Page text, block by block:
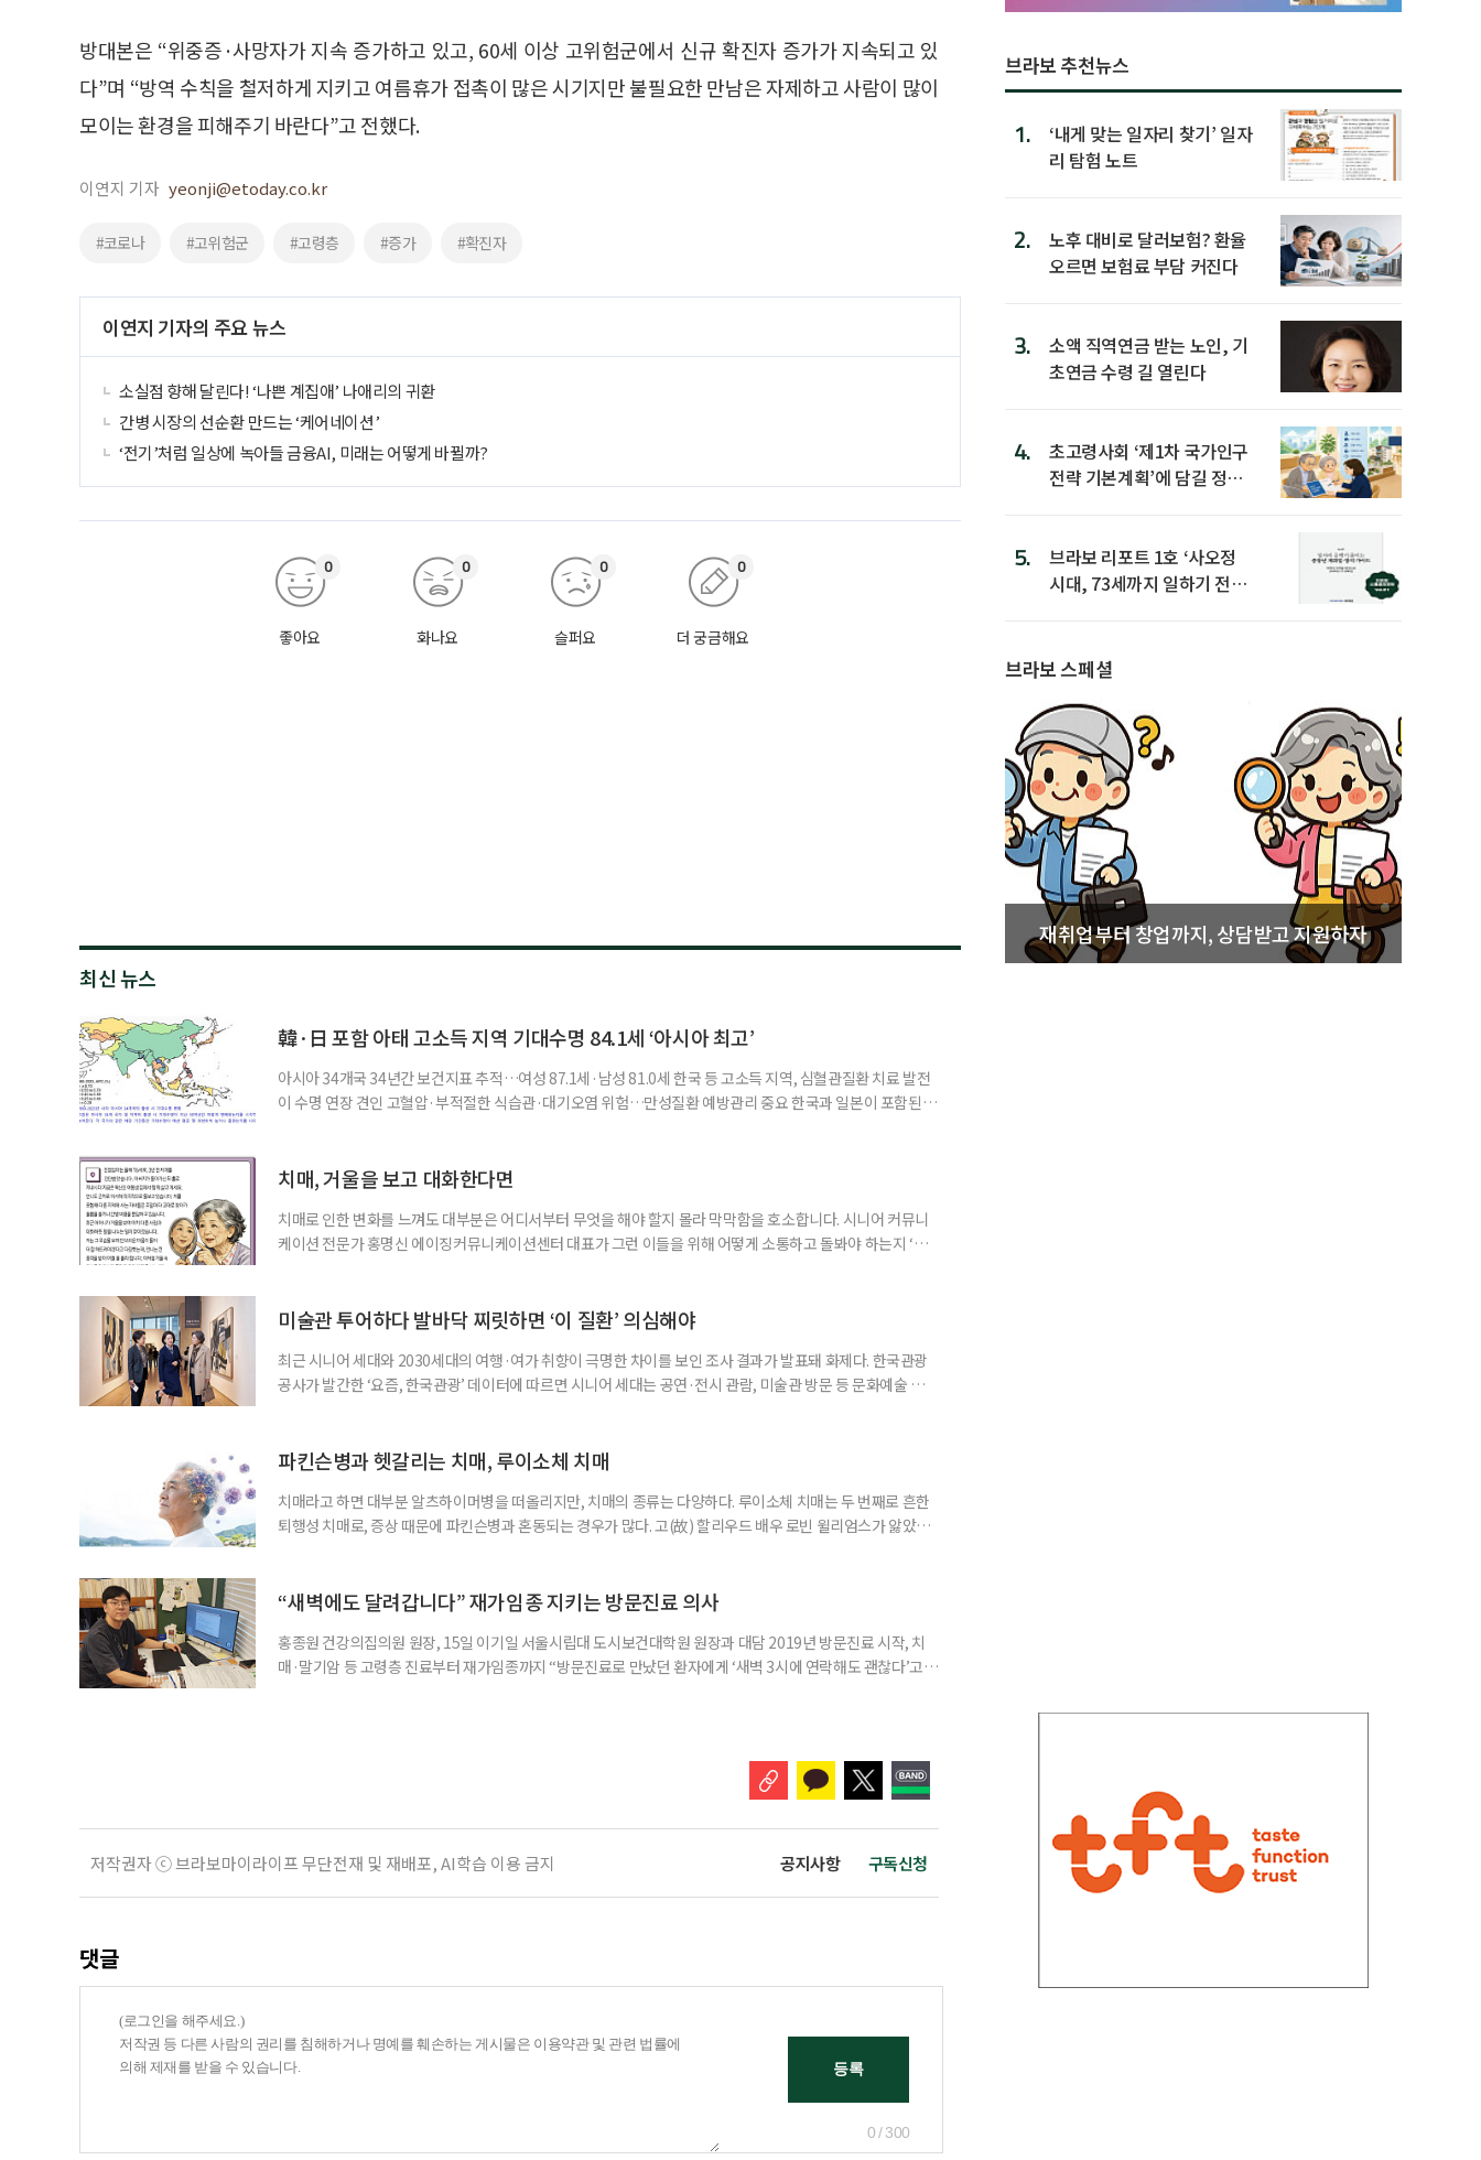
방대본은 “위중증·사망자가 지속 증가하고 있고, 60세 이상 고위험군에서 신규 확진자 증가가 지속되고 있
다”며 “방역 수칙을 철저하게 지키고 여름휴가 접촉이 많은 시기지만 불필요한 만남은 자제하고 사람이 많이
모이는 환경을 피해주기 바란다”고 전했다.
이연지 기자 yeonji@etoday.co.kr
#코로나 #고위험군 #고령층 #증가 #확진자
이연지 기자의 주요 뉴스
소실점 향해 달린다! ‘나쁜 계집애’ 나애리의 귀환
간병 시장의 선순환 만드는 ‘케어네이션’
‘전기’처럼 일상에 녹아들 금융AI, 미래는 어떻게 바뀔까?
좋아요
0
화나요
0
슬퍼요
0
더 궁금해요
0
최신 뉴스
韓·日 포함 아태 고소득 지역 기대수명 84.1세 ‘아시아 최고’
아시아 34개국 34년간 보건지표 추적…여성 87.1세·남성 81.0세 한국 등 고소득 지역, 심혈관질환 치료 발전
이 수명 연장 견인 고혈압·부적절한 식습관·대기오염 위험…만성질환 예방관리 중요 한국과 일본이 포함된 아
분석한 장기 추적 결과를 발표했다. 이번 연구에는 고려대와 경희대를 비롯해 연세대, 워싱턴대 보건계량평
치매, 거울을 보고 대화한다면
치매로 인한 변화를 느껴도 대부분은 어디서부터 무엇을 해야 할지 몰라 막막함을 호소합니다. 시니어 커뮤니
케이션 전문가 홍명신 에이징커뮤니케이션센터 대표가 그런 이들을 위해 어떻게 소통하고 돌봐야 하는지 ‘치
어릴 때는 거울 속 모습을 다른 사람으로 인식했습니다. 대개 두 살 무렵이 되면 ‘거울 속의 나’를 알아보지요.
미술관 투어하다 발바닥 찌릿하면 ‘이 질환’ 의심해야
최근 시니어 세대와 2030세대의 여행·여가 취향이 극명한 차이를 보인 조사 결과가 발표돼 화제다. 한국관광
공사가 발간한 ‘요즘, 한국관광’ 데이터에 따르면 시니어 세대는 공연·전시 관람, 미술관 방문 등 문화예술 공간
보여준다. 일각에선 취업난과 경제적 불확실성 속에 2030세대는 심리적 휴식과 복잡한 생각을 비워내는
파킨슨병과 헷갈리는 치매, 루이소체 치매
치매라고 하면 대부분 알츠하이머병을 떠올리지만, 치매의 종류는 다양하다. 루이소체 치매는 두 번째로 흔한
퇴행성 치매로, 증상 때문에 파킨슨병과 혼동되는 경우가 많다. 고(故) 할리우드 배우 로빈 윌리엄스가 앓았던
야 한다. 루이소체는 알파시뉴클레인(Alpha-synuclein)이라는 단백질이 비정상적으로 응집해 만
“새벽에도 달려갑니다” 재가임종 지키는 방문진료 의사
홍종원 건강의집의원 원장, 15일 이기일 서울시립대 도시보건대학원 원장과 대담 2019년 방문진료 시작, 치
매·말기암 등 고령층 진료부터 재가임종까지 “방문진료로 만났던 환자에게 ‘새벽 3시에 연락해도 괜찮다’고
저작권자 ⓒ 브라보마이라이프 무단전재 및 재배포, AI학습 이용 금지 공지사항 구독신청
댓글
0 / 300
브라보 추천뉴스
1.
‘내게 맞는 일자리 찾기’ 일자
리 탐험 노트
2.
노후 대비로 달러보험? 환율
오르면 보험료 부담 커진다
3.
소액 직역연금 받는 노인, 기
초연금 수령 길 열린다
4.
초고령사회 ‘제1차 국가인구
전략 기본계획’에 담길 정책
5.
브라보 리포트 1호 ‘사오정
시대, 73세까지 일하기 전략’
브라보 스페셜
재취업부터 창업까지, 상담받고 지원하자